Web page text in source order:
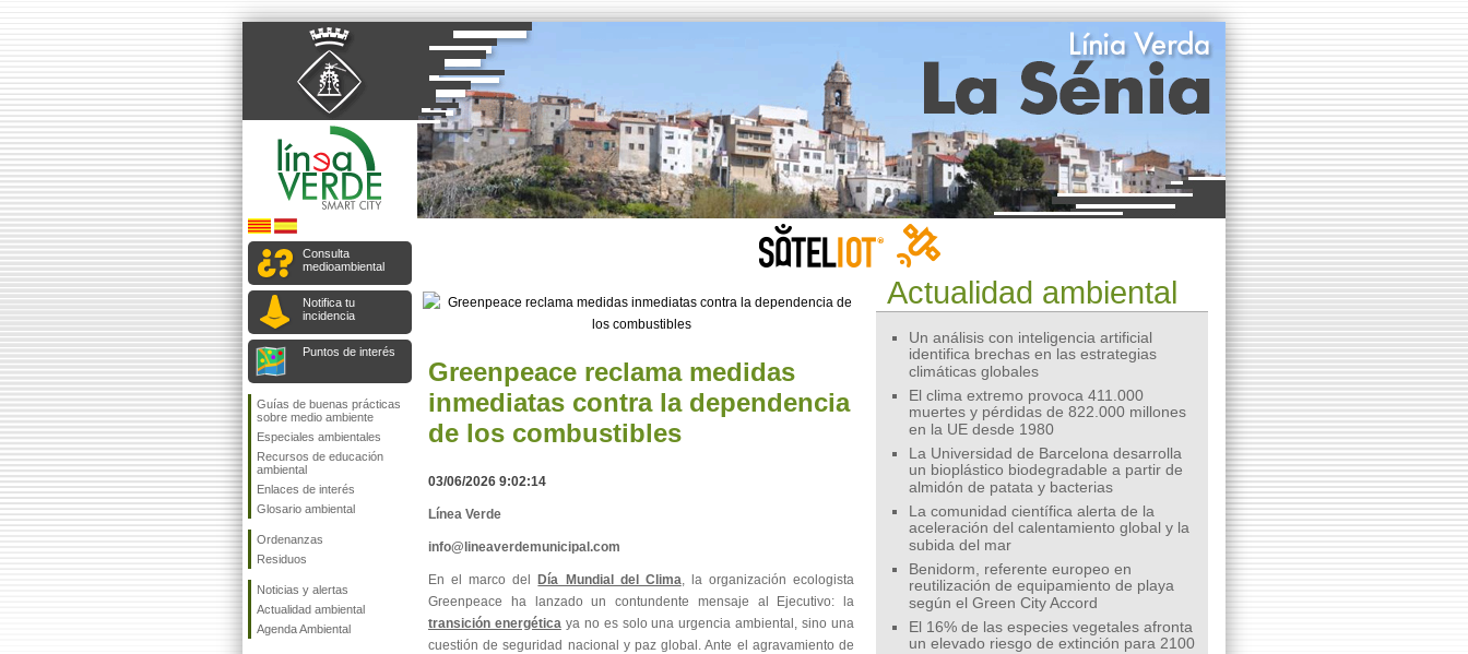
Consulta
medioambiental
Notifica tu
incidencia
Puntos de interés
Guías de buenas prácticas
sobre medio ambiente
Especiales ambientales
Recursos de educación
ambiental
Enlaces de interés
Glosario ambiental
Ordenanzas
Residuos
Noticias y alertas
Actualidad ambiental
Agenda Ambiental
Greenpeace reclama medidas
inmediatas contra la dependencia
de los combustibles
03/06/2026 9:02:14
Línea Verde
info@lineaverdemunicipal.com
En el marco del Día Mundial del Clima, la organización ecologista
Greenpeace ha lanzado un contundente mensaje al Ejecutivo: la
transición energéticaya no es solo una urgencia ambiental, sino una
cuestión de seguridad nacional y paz global. Ante el agravamiento de
Actualidad ambiental
Un análisis con inteligencia artificial
identifica brechas en las estrategias
climáticas globales
El clima extremo provoca 411.000
muertes y pérdidas de 822.000 millones
en la UE desde 1980
La Universidad de Barcelona desarrolla
un bioplástico biodegradable a partir de
almidón de patata y bacterias
La comunidad científica alerta de la
aceleración del calentamiento global y la
subida del mar
Benidorm, referente europeo en
reutilización de equipamiento de playa
según el Green City Accord
El 16% de las especies vegetales afronta
un elevado riesgo de extinción para 2100